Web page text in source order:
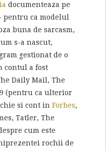
documenteaza pe
pentru ca modelul
buna de sarcasm,
s-a nascut,
gestionat de o
contul a fost
Daily Mail, The
(pentru ca ulterior
si cont in Forbes,
Tatler, The
cum este
rochii de